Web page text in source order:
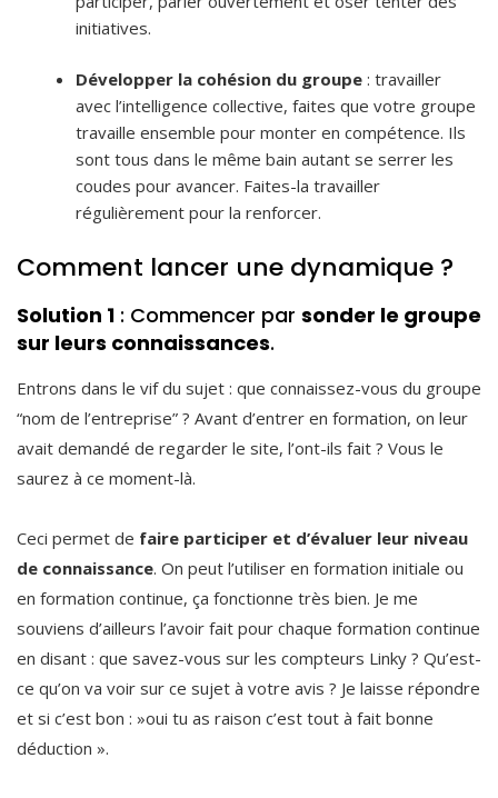
initiatives.
Développer la cohésion du groupe : travailler
avec l’intelligence collective, faites que votre groupe
travaille ensemble pour monter en compétence. Ils
sont tous dans le même bain autant se serrer les
coudes pour avancer. Faites-la travailler
régulièrement pour la renforcer.
Comment lancer une dynamique ?
Solution 1 : Commencer par sonder le groupe
sur leurs connaissances.
Entrons dans le vif du sujet : que connaissez-vous du groupe
“nom de l’entreprise” ? Avant d’entrer en formation, on leur
avait demandé de regarder le site, l’ont-ils fait ? Vous le
saurez à ce moment-là.
Ceci permet de faire participer et d’évaluer leur niveau
de connaissance. On peut l’utiliser en formation initiale ou
en formation continue, ça fonctionne très bien. Je me
souviens d’ailleurs l’avoir fait pour chaque formation continue
en disant : que savez-vous sur les compteurs Linky ? Qu’est-
ce qu’on va voir sur ce sujet à votre avis ? Je laisse répondre
et si c’est bon : »oui tu as raison c’est tout à fait bonne
déduction ».